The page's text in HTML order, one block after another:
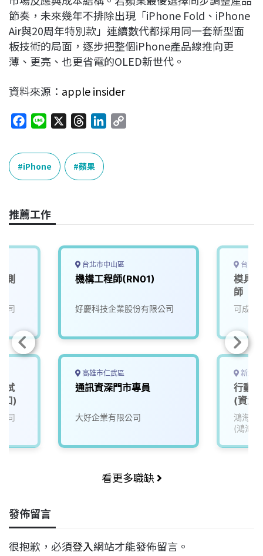
節奏，未來幾年不排除出現「iPhone Fold、iPhone
Air與20周年特別款」連續數代都採用同一套新型面
板技術的局面，逐步把整個iPhone產品線推向更
薄、更亮、也更省電的OLED新世代。
資料來源： apple insider
c
e
b
o
k
n
e
r
e
a
n
k
iPhone 蘋果
推薦工作
測
司
試
口)
司
台北市中山區
機構工程師(RN01)
好慶科技企業股份有限公司
高雄市仁武區
通訊資深門市專員
大好企業有限公司
台南
模具
師
可成科
新北
行動
(資深)
鴻海精
(鴻海)
看更多職缺
發佈留言
很抱歉，必須登入網站才能發佈留言。